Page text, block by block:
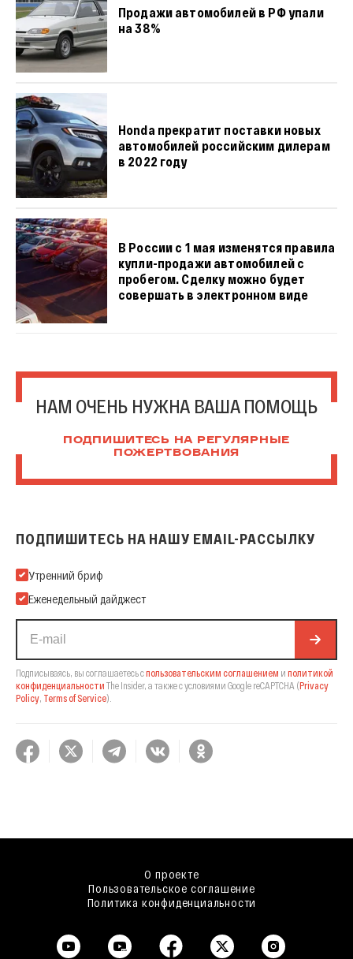
Продажи автомобилей в РФ упали
на 38%
Honda прекратит поставки новых
автомобилей российским дилерам
в 2022 году
В России с 1 мая изменятся правила
купли-продажи автомобилей с
пробегом. Сделку можно будет
совершать в электронном виде
НАМ ОЧЕНЬ НУЖНА ВАША ПОМОЩЬ
ПОДПИШИТЕСЬ НА РЕГУЛЯРНЫЕ
ПОЖЕРТВОВАНИЯ
ПОДПИШИТЕСЬ НА НАШУ EMAIL-РАССЫЛКУ
Подпишитесь на нашу Email-рассылку
Утренний бриф
Еженедельный дайджест
Подписываясь, вы соглашаетесь спользовательским соглашением и политикой
конфиденциальности The Insider, а также с условиями Google reCAPTCHA (Privacy
Policy, Terms of Service).
О проекте
Пользовательское соглашение
Политика конфиденциальности